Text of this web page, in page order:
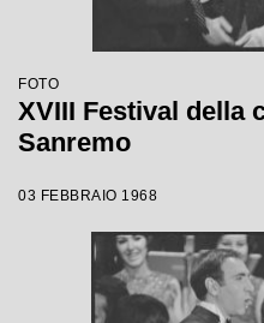
FOTO
XVIII Festival della
Sanremo
03 FEBBRAIO 1968